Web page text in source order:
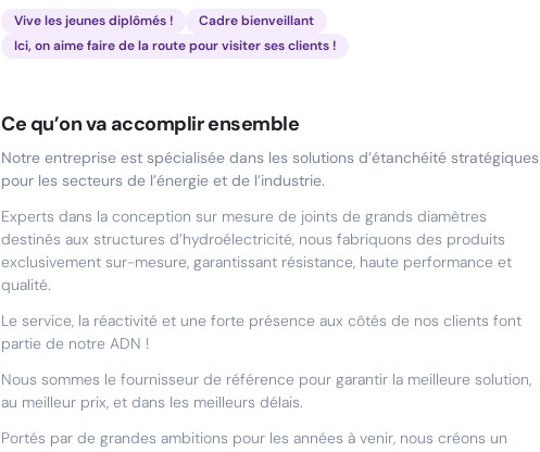
Vive les jeunes diplômés !
Cadre bienveillant
Ici, on aime faire de la route pour visiter ses clients !
Ce qu’on va accomplir ensemble
Notre entreprise est spécialisée dans les solutions d’étanchéité stratégiques
pour les secteurs de l’énergie et de l’industrie.
Experts dans la conception sur mesure de joints de grands diamètres
destinés aux structures d’hydroélectricité, nous fabriquons des produits
exclusivement sur-mesure, garantissant résistance, haute performance et
qualité.
Le service, la réactivité et une forte présence aux côtés de nos clients font
partie de notre ADN !
Nous sommes le fournisseur de référence pour garantir la meilleure solution,
au meilleur prix, et dans les meilleurs délais.
Portés par de grandes ambitions pour les années à venir, nous créons un